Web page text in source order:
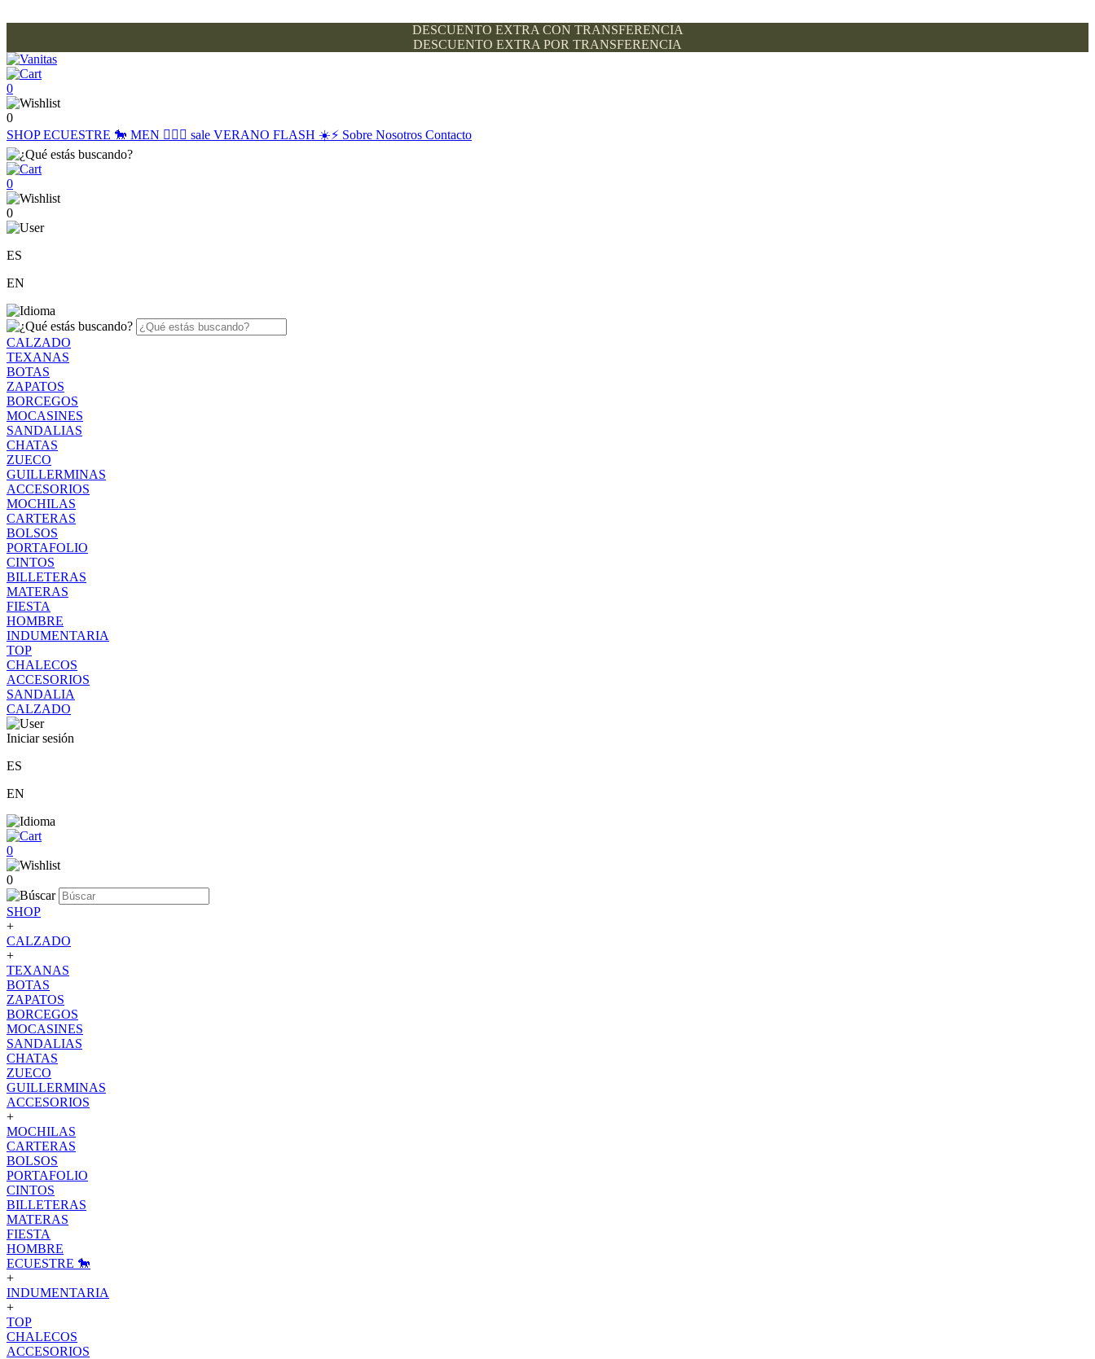
DESCUENTO EXTRA CON TRANSFERENCIA
DESCUENTO EXTRA POR TRANSFERENCIA
0
0
SHOPECUESTRE 🐎 MEN 🙋🏽‍♂️ sale VERANO FLASH ☀️⚡️ Sobre Nosotros Contacto
0
0
ES
EN
CALZADO
TEXANAS
BOTAS
ZAPATOS
BORCEGOS
MOCASINES
SANDALIAS
CHATAS
ZUECO
GUILLERMINAS
ACCESORIOS
MOCHILAS
CARTERAS
BOLSOS
PORTAFOLIO
CINTOS
BILLETERAS
MATERAS
FIESTA
HOMBRE
INDUMENTARIA
TOP
CHALECOS
ACCESORIOS
SANDALIA
CALZADO
Iniciar sesión
ES
EN
0
0
SHOP
+
CALZADO
+
TEXANAS
BOTAS
ZAPATOS
BORCEGOS
MOCASINES
SANDALIAS
CHATAS
ZUECO
GUILLERMINAS
ACCESORIOS
+
MOCHILAS
CARTERAS
BOLSOS
PORTAFOLIO
CINTOS
BILLETERAS
MATERAS
FIESTA
HOMBRE
ECUESTRE 🐎
+
INDUMENTARIA
+
TOP
CHALECOS
ACCESORIOS